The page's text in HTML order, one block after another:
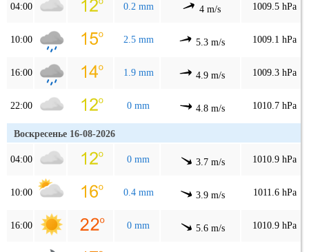
04:00 0.2 mm 4 m/s 1009.5 hPa
10:00 2.5 mm 5.3 m/s 1009.1 hPa
16:00 1.9 mm 4.9 m/s 1009.3 hPa
22:00 0 mm 4.8 m/s 1010.7 hPa
Воскресенье 16-08-2026
04:00 0 mm 3.7 m/s 1010.9 hPa
10:00 0.4 mm 3.9 m/s 1011.6 hPa
16:00 0 mm 5.6 m/s 1010.9 hPa